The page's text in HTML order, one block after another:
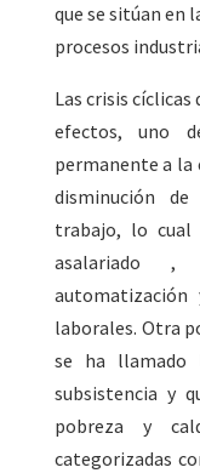
que se sitúan en
procesos
Las crisis
efectos, uno
permanente a la
disminución
trabajo, lo cual
asalariado ,
automatización
laborales. Otra
se ha llamado
subsistencia y
pobreza y
categorizadas